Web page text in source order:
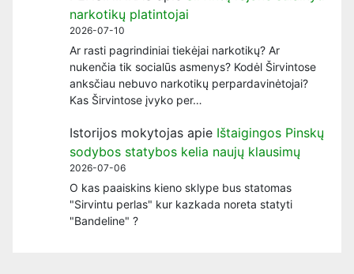
narkotikų platintojai
2026-07-10
Ar rasti pagrindiniai tiekėjai narkotikų? Ar
nukenčia tik socialūs asmenys? Kodėl Širvintose
anksčiau nebuvo narkotikų perpardavinėtojai?
Kas Širvintose įvyko per…
Istorijos mokytojas apie Ištaigingos Pinskų
sodybos statybos kelia naujų klausimų
2026-07-06
O kas paaiskins kieno sklype bus statomas
"Sirvintu perlas" kur kazkada noreta statyti
"Bandeline" ?